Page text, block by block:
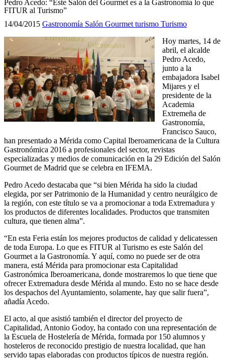
Pedro Acedo: “Este Salón del Gourmet es a la Gastronomía lo que
FITUR al Turismo”
14/04/2015 Gastronomía Salón Gourmetturismo Turismo
Hoy martes, 14 de
abril, el alcalde
Pedro Acedo,
junto a la
embajadora Isabel
Mijares y el
presidente de la
Academia
Extremeña de
Gastronomía,
Francisco Sauco,
han presentado a Mérida como Capital Iberoamericana de la Cultura
Gastronómica 2016 a profesionales del sector, revistas
especializadas y medios de comunicación en la 29 Edición del Salón
Gourmet de Madrid que se celebra en IFEMA.
Pedro Acedo destacaba que “si bien Mérida ha sido la ciudad
elegida, por ser Patrimonio de la Humanidad y centro neurálgico de
la región, con este título se va a promocionar a toda Extremadura y
los productos de diferentes localidades. Productos que transmiten
cultura, que tienen alma”.
“En esta Feria están los mejores productos de calidad y delicatessen
de toda Europa. Lo que es FITUR al Turismo es este Salón del
Gourmet a la Gastronomía. Y aquí, como no puede ser de otra
manera, está Mérida para promocionar esta Capitalidad
Gastronómica Iberoamericana, donde mostraremos lo que tiene que
ofrecer Extremadura desde Mérida al mundo. Esto no se hace desde
los despachos del Ayuntamiento, solamente, hay que salir fuera”,
añadía Acedo.
El acto, al que asistió también el director del proyecto de
Capitalidad, Antonio Godoy, ha contado con una representación de
la Escuela de Hostelería de Mérida, formada por 150 alumnos y
hosteleros de reconocido prestigio de nuestra localidad, que han
servido tapas elaboradas con productos típicos de nuestra región.